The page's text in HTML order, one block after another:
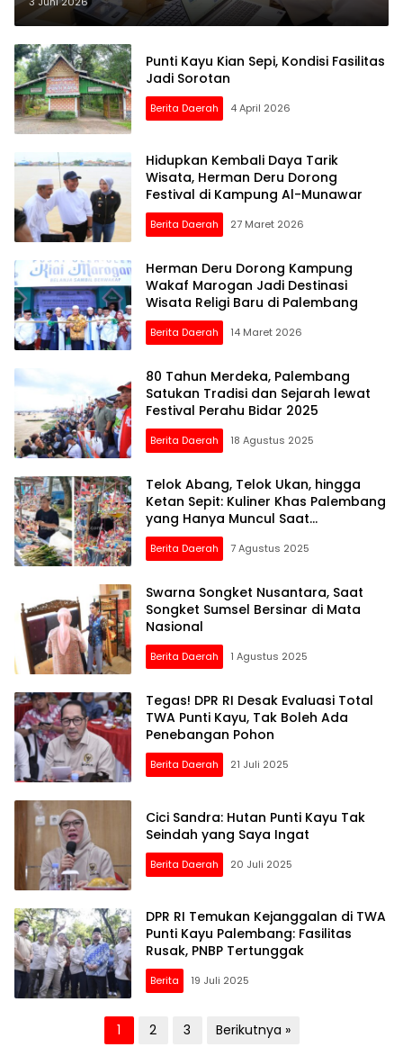
Punti Kayu Kian Sepi, Kondisi Fasilitas
Jadi Sorotan
Berita Daerah 4 April 2026
Hidupkan Kembali Daya Tarik
Wisata, Herman Deru Dorong
Festival di Kampung Al-Munawar
Berita Daerah 27 Maret 2026
Herman Deru Dorong Kampung
Wakaf Marogan Jadi Destinasi
Wisata Religi Baru di Palembang
Berita Daerah 14 Maret 2026
80 Tahun Merdeka, Palembang
Satukan Tradisi dan Sejarah lewat
Festival Perahu Bidar 2025
Berita Daerah 18 Agustus 2025
Telok Abang, Telok Ukan, hingga
Ketan Sepit: Kuliner Khas Palembang
yang Hanya Muncul Saat
Kemerdekaan
Berita Daerah 7 Agustus 2025
Swarna Songket Nusantara, Saat
Songket Sumsel Bersinar di Mata
Nasional
Berita Daerah 1 Agustus 2025
Tegas! DPR RI Desak Evaluasi Total
TWA Punti Kayu, Tak Boleh Ada
Penebangan Pohon
Berita Daerah 21 Juli 2025
Cici Sandra: Hutan Punti Kayu Tak
Seindah yang Saya Ingat
Berita Daerah 20 Juli 2025
DPR RI Temukan Kejanggalan di TWA
Punti Kayu Palembang: Fasilitas
Rusak, PNBP Tertunggak
Berita 19 Juli 2025
1 2 3 Berikutnya »